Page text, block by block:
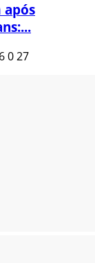
027